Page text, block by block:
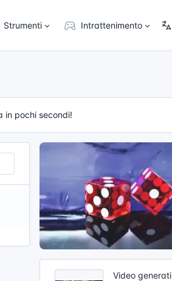
Strumenti Intrattenimento
in pochi secondi!
Video generati